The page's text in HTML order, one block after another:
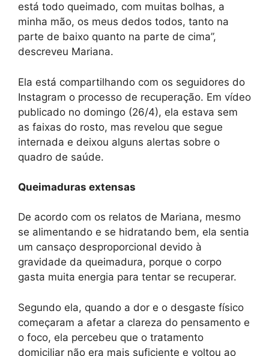
está todo queimado, com muitas bolhas, a
minha mão, os meus dedos todos, tanto na
parte de baixo quanto na parte de cima”,
descreveu Mariana.
Ela está compartilhando com os seguidores do
Instagram o processo de recuperação. Em vídeo
publicado no domingo (26/4), ela estava sem
as faixas do rosto, mas revelou que segue
internada e deixou alguns alertas sobre o
quadro de saúde.
Queimaduras extensas
De acordo com os relatos de Mariana, mesmo
se alimentando e se hidratando bem, ela sentia
um cansaço desproporcional devido à
gravidade da queimadura, porque o corpo
gasta muita energia para tentar se recuperar.
Segundo ela, quando a dor e o desgaste físico
começaram a afetar a clareza do pensamento e
o foco, ela percebeu que o tratamento
domiciliar não era mais suficiente e voltou ao